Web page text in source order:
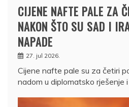
CIJENE NAFTE PALE ZA
NAKON ŠTO SU SAD I
NAPADE
27. jul 2026.
Cijene nafte pale su za četiri
nadom u diplomatsko rješenje